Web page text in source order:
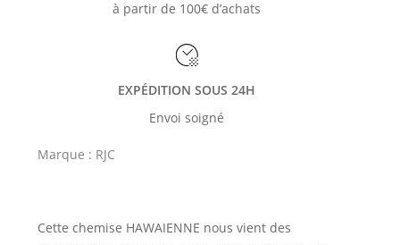
à partir de 100€ d’achats
EXPÉDITION SOUS 24H
Envoi soigné
Marque : RJC
Cette chemise HAWAIENNE nous vient des